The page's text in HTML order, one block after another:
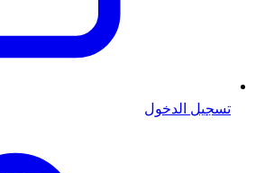
تسجيل الدخول